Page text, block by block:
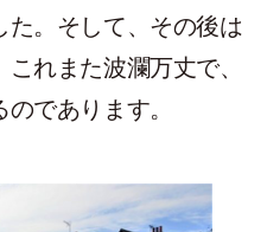
。そして、その後は
れまた波瀾万丈で、
であります。